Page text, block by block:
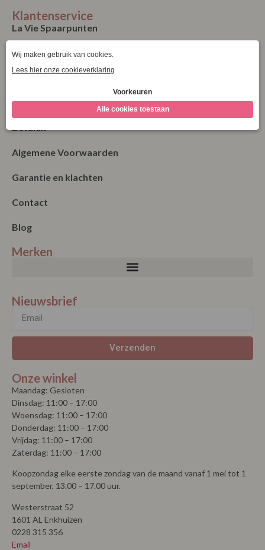
Klantenservice
La Vie Spaarpunten
Verzending & Levering
Retourneren
Bestellen
Algemene Voorwaarden
Garantie en klachten
Contact
Blog
Merken
Nieuwsbrief
Verzenden
Onze winkel
Maandag: Gesloten
Dinsdag: 11:00 – 17:00
Woensdag: 11:00 – 17:00
Donderdag: 11:00 – 17:00
Vrijdag: 11:00 – 17:00
Zaterdag: 11:00 – 17:00
Koopzondag elke eerste zondag van de maand vanaf 1 mei tot 1
september, 13.00 – 17.00 uur.
Westerstraat 52
1601 AL Enkhuizen
0228 315 356
Email